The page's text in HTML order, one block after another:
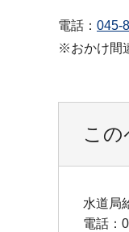
電話： 045-
※おかけ間
こ
水道局
電話：